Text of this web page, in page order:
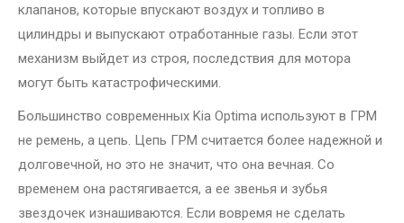
клапанов, которые впускают воздух и топливо в
цилиндры и выпускают отработанные газы. Если этот
механизм выйдет из строя, последствия для мотора
могут быть катастрофическими.
Большинство современных Kia Optima используют в ГРМ
не ремень, а цепь. Цепь ГРМ считается более надежной и
долговечной, но это не значит, что она вечная. Со
временем она растягивается, а ее звенья и зубья
звездочек изнашиваются. Если вовремя не сделать